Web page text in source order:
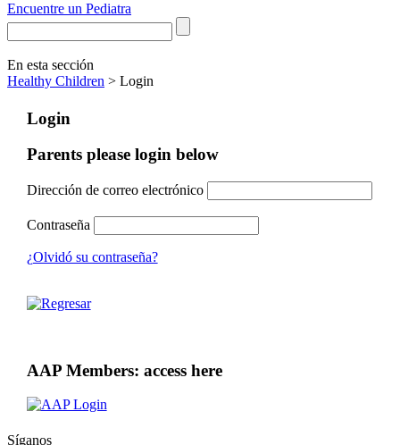
Encuentre un Pediatra
En esta sección
Healthy Children > Login
Login
Parents please login below
Dirección de correo electrónico
Contraseña
¿Olvidó su contraseña?
AAP Members: access here
Síganos